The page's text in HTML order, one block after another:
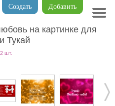
Добавить
Создать
на картинке для
Тукай
шт.